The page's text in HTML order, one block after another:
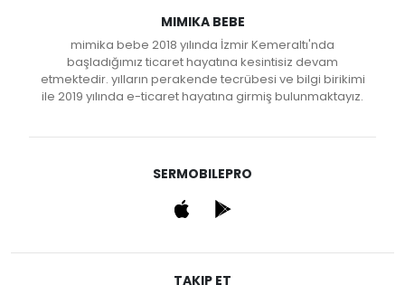
MIMIKA BEBE
mimika bebe 2018 yılında İzmir Kemeraltı'nda
başladığımız ticaret hayatına kesintisiz devam
etmektedir. yılların perakende tecrübesi ve bilgi birikimi
ile 2019 yılında e-ticaret hayatına girmiş bulunmaktayız.
SERMOBILEPRO
TAKIP ET